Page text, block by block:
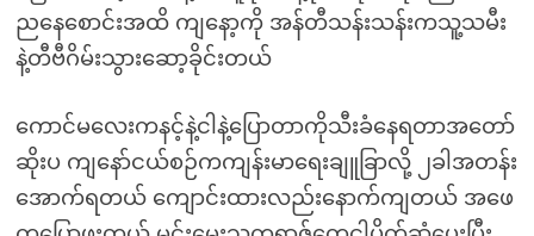
ညနေစောင်းအထိ ကျနော့ကို အန်တီသန်းသန်းကသူ့သမီး
နဲ့တီဗီဂိမ်းသွားဆော့ခိုင်းတယ်
ကောင်မလေးကနင့်နဲ့ငါနဲ့ပြောတာကိုသီးခံနေရတာအတော်
ဆိုးပ ကျနော်ငယ်စဉ်ကကျန်းမာရေးချူခြာလို့ ၂ခါအတန်း
အောက်ရတယ် ကျောင်းထားလည်းနောက်ကျတယ် အဖေ